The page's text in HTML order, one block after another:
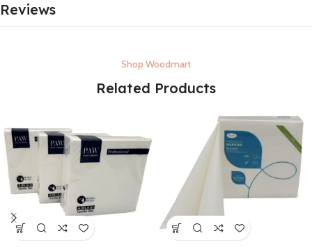
Reviews
Shop Woodmart
Related Products